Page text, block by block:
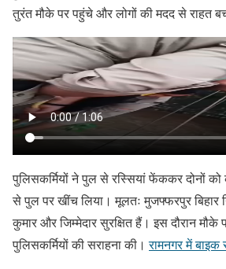
तुरंत मौके पर पहुंचे और लोगों की मदद से राहत
पुलिसकर्मियों ने पुल से रस्सियां फेंककर दोनों
से पुल पर खींच लिया। मूलतः मुजफ्फरपुर बिहार
कुमार और जिम्मेदार सुरक्षित हैं। इस दौरान मौके
पुलिसकर्मियों की सराहना की।रामनगर में